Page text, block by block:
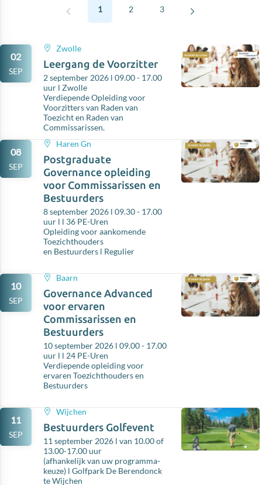
1 2 3
02
SEP
Zwolle
Leergang de Voorzitter
2 september 2026 l 09.00 - 17.00
uur l Zwolle
Verdiepende Opleiding voor
Voorzitters van Raden van
Toezicht en Raden van
Commissarissen.
08
SEP
Haren Gn
Postgraduate
Governance opleiding
voor Commissarissen en
Bestuurders
8 september 2026 l 09.30 - 17.00
uur l l 36 PE-Uren
Opleiding voor aankomende
Toezichthouders
en Bestuurders l Regulier
10
SEP
Baarn
Governance Advanced
voor ervaren
Commissarissen en
Bestuurders
10 september 2026 l 09.00 - 17.00
uur l l 24 PE-Uren
Verdiepende opleiding voor
ervaren Toezichthouders en
Bestuurders
11
SEP
Wijchen
Bestuurders Golfevent
11 september 2026 l van 10.00 of
13.00-17.00 uur
(afhankelijk van uw programma-
keuze) l Golfpark De Berendonck
te Wijchen